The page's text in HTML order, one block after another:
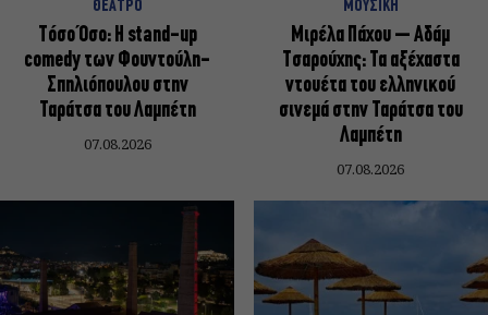
ΘΕΑΤΡΟ
Τόσο Όσο: Η stand-up
comedy των Φουντούλη-
Σπηλιόπουλου στην
Ταράτσα του Λαμπέτη
07.08.2026
ΜΟΥΣΙΚΗ
Μιρέλα Πάχου – Αδάμ
Τσαρούχης: Τα αξέχαστα
ντουέτα του ελληνικού
σινεμά στην Ταράτσα του
Λαμπέτη
07.08.2026